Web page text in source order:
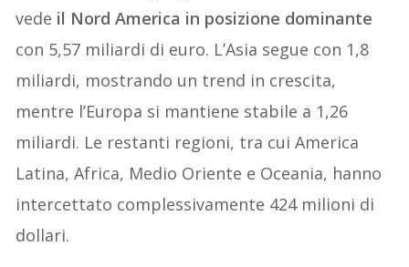
vede il Nord America in posizione dominante
con 5,57 miliardi di euro. L’Asia segue con 1,8
miliardi, mostrando un trend in crescita,
mentre l’Europa si mantiene stabile a 1,26
miliardi. Le restanti regioni, tra cui America
Latina, Africa, Medio Oriente e Oceania, hanno
intercettato complessivamente 424 milioni di
dollari.